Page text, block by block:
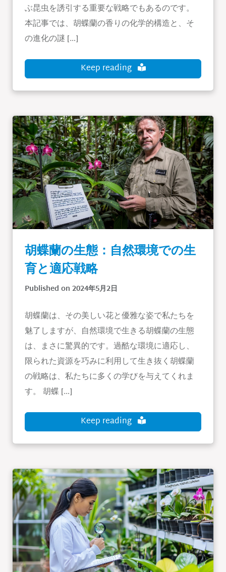
ぶ昆虫を誘引する重要な戦略でもあるのです。
本記事では、胡蝶蘭の香りの化学的構造と、そ
の進化の謎 […]
Keep reading
胡蝶蘭の生態：自然環境での生
育と適応戦略
Published on 2024年5月2日
胡蝶蘭は、その美しい花と優雅な姿で私たちを
魅了しますが、自然環境で生きる胡蝶蘭の生態
は、まさに驚異的です。過酷な環境に適応し、
限られた資源を巧みに利用して生き抜く胡蝶蘭
の戦略は、私たちに多くの学びを与えてくれま
す。 胡蝶 […]
Keep reading